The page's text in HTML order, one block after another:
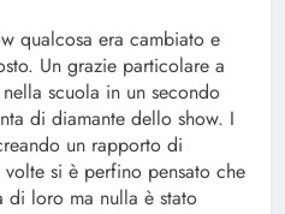
qualcosa era cambiato e
Un grazie particolare a
scuola in un secondo
di diamante dello show. I
un rapporto di
si è perfino pensato che
di loro ma nulla è stato